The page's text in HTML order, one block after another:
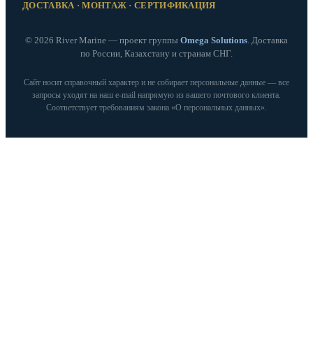
ДОСТАВКА · МОНТАЖ · СЕРТИФИКАЦИЯ
© 2026 River Marine — проект группы Omega Solutions. Доставка
по России, Казахстану и странам СНГ.
Сайт носит справочный характер и не собирает персональные данные — все
запросы уходят на наш e‑mail напрямую из вашего почтового клиента.
Соответствует требованиям закона «О персональных данных».